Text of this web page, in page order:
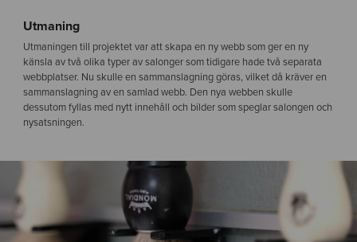
Utmaning
Utmaningen till projektet var att skapa en ny webb som ger en ny
känsla av två olika typer av salonger som tidigare hade två separata
webbplatser. Nu skulle en sammanslagning göras, vilket då kräver en
sammanslagning av en samlad webb. Den nya webben skulle
dessutom fyllas med nytt innehåll och bilder som speglar salongen och
nysatsningen.